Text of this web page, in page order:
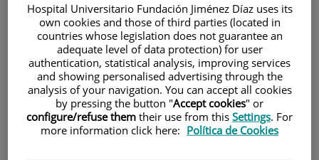
Buscar
Hospital Universitario Fundación Jiménez Díaz uses its
own cookies and those of third parties (located in
countries whose legislation does not guarantee an
adequate level of data protection) for user
authentication, statistical analysis, improving services
and showing personalised advertising through the
analysis of your navigation. You can accept all cookies
by pressing the button "Accept cookies" or
configure/refuse them their use from this Settings. For
more information click here: Política de Cookies